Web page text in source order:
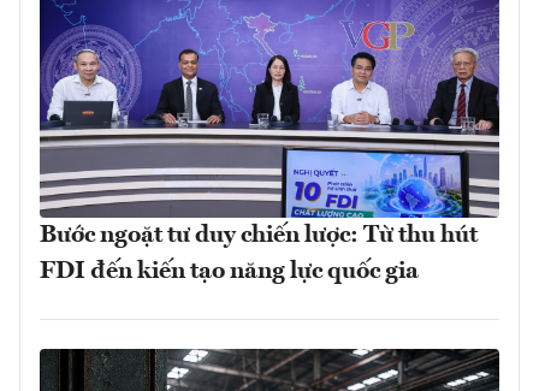
Bước ngoặt tư duy chiến lược: Từ thu hút
FDI đến kiến tạo năng lực quốc gia